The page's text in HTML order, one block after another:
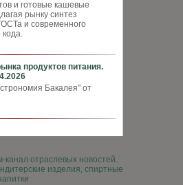
и готовые кашевые
рынку синтез
и современного
кода.
продуктов питания.
Бакалея" от